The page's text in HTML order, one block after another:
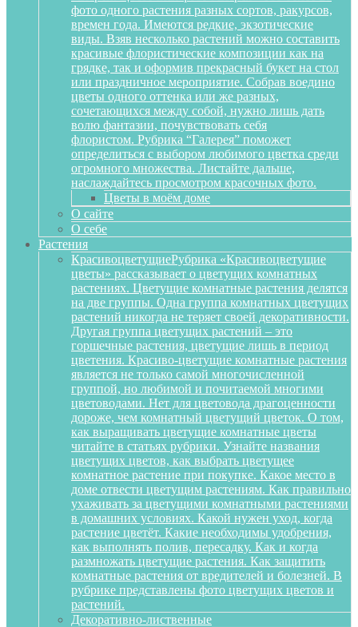
фото одного растения разных сортов, ракурсов,
времен года. Имеются редкие, экзотические
виды. Взяв несколько растений можно составить
красивые флористические композиции как на
грядке, так и оформив прекрасный букет на стол
или праздничное мероприятие. Собрав воедино
цветы одного оттенка или же разных,
сочетающихся между собой, нужно лишь дать
волю фантазии, почувствовать себя
флористом. Рубрика “Галерея” поможет
определиться с выбором любимого цветка среди
огромного множества. Листайте дальше,
наслаждайтесь просмотром красочных фото.
Цветы в моём доме
О сайте
О себе
Растения
КрасивоцветущиеРубрика «Красивоцветущие
цветы» рассказывает о цветущих комнатных
растениях. Цветущие комнатные растения делятся
на две группы. Одна группа комнатных цветущих
растений никогда не теряет своей декоративности.
Другая группа цветущих растений – это
горшечные растения, цветущие лишь в период
цветения. Красиво-цветущие комнатные растения
является не только самой многочисленной
группой, но любимой и почитаемой многими
цветоводами. Нет для цветовода драгоценности
дороже, чем комнатный цветущий цветок. О том,
как выращивать цветущие комнатные цветы
читайте в статьях рубрики. Узнайте названия
цветущих цветов, как выбрать цветущее
комнатное растение при покупке. Какое место в
доме отвести цветущим растениям. Как правильно
ухаживать за цветущими комнатными растениями
в домашних условиях. Какой нужен уход, когда
растение цветёт. Какие необходимы удобрения,
как выполнять полив, пересадку. Как и когда
размножать цветущие растения. Как защитить
комнатные растения от вредителей и болезней. В
рубрике представлены фото цветущих цветов и
растений.
Декоративно-лиственные